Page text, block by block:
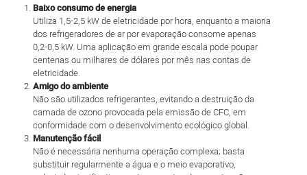
Baixo consumo de energia
Utiliza 1,5-2,5 kW de eletricidade por hora, enquanto a maioria
dos refrigeradores de ar por evaporação consome apenas
0,2-0,5 kW. Uma aplicação em grande escala pode poupar
centenas ou milhares de dólares por mês nas contas de
eletricidade.
Amigo do ambiente
Não são utilizados refrigerantes, evitando a destruição da
camada de ozono provocada pela emissão de CFC, em
conformidade com o desenvolvimento ecológico global.
Manutenção fácil
Não é necessária nenhuma operação complexa; basta
substituir regularmente a água e o meio evaporativo,